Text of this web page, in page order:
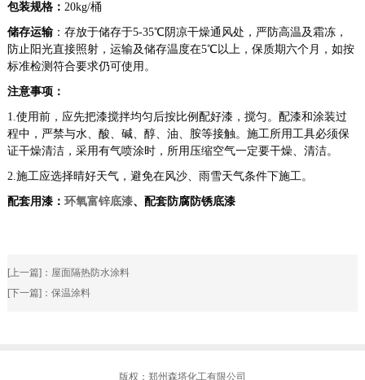
包装规格： 20kg/桶
储存运输：存放于储存于5-35℃阴凉干燥通风处，严防高温及霜冻，
防止阳光直接照射，运输及储存温度在5℃以上，保质期六个月，如按
标准检测符合要求仍可使用。
注意事项：
1.使用前，应先把漆搅拌均匀后按比例配好漆，搅匀。配漆和涂装过
程中，严禁与水、酸、碱、醇、油、胺等接触。施工所用工具必须保
证干燥清洁，采用有气喷涂时，所用压缩空气一定要干燥、清洁。
2.施工应选择晴好天气，避免在风沙、雨雪天气条件下施工。
配套用漆： 环氧富锌底漆、配套防腐防锈底漆
[上一篇]： 屋面隔热防水涂料
[下一篇]： 保温涂料
版权：郑州森塔化工有限公司